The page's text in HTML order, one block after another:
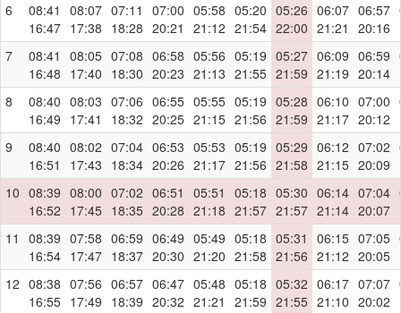
6
08:41
16:47
08:07
17:38
07:11
18:28
07:00
20:21
05:58
21:12
05:20
21:54
05:26
22:00
06:07
21:21
06:57
20:16
7
08:41
16:48
08:05
17:40
07:08
18:30
06:58
20:23
05:56
21:13
05:19
21:55
05:27
21:59
06:09
21:19
06:59
20:14
8
08:40
16:49
08:03
17:41
07:06
18:32
06:55
20:25
05:55
21:15
05:19
21:56
05:28
21:59
06:10
21:17
07:00
20:12
9
08:40
16:51
08:02
17:43
07:04
18:34
06:53
20:26
05:53
21:17
05:19
21:56
05:29
21:58
06:12
21:15
07:02
20:09
10 08:39
16:52
08:00
17:45
07:02
18:35
06:51
20:28
05:51
21:18
05:18
21:57
05:30
21:57
06:14
21:14
07:04
20:07
11
08:39
16:54
07:58
17:47
06:59
18:37
06:49
20:30
05:49
21:20
05:18
21:58
05:31
21:56
06:15
21:12
07:05
20:05
12 08:38
16:55
07:56
17:49
06:57
18:39
06:47
20:32
05:48
21:21
05:18
21:59
05:32
21:55
06:17
21:10
07:07
20:02